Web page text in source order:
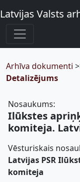
Latvijas Valsts
Arhīva dokumenti
Detalizējums
Nosaukums:
Ilūkstes
komiteja.
Vēsturiskais
Latvijas PSR
komiteja